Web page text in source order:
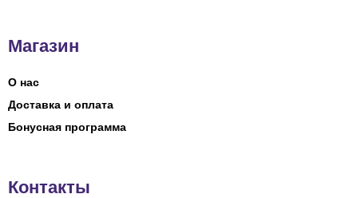
Магазин
О нас
Доставка и оплата
Бонусная программа
Контакты